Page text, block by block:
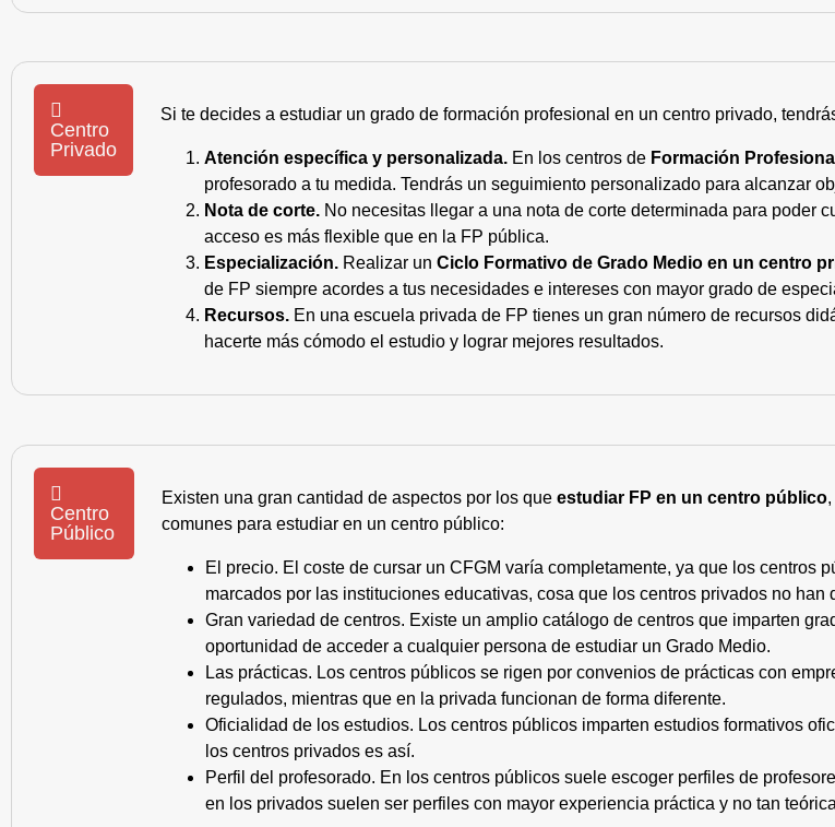
Centro
Privado
Si te decides a estudiar un grado de formación profesional en un centro privado,
Atención específica y personalizada. En los centros de Formación
profesorado a tu medida. Tendrás un seguimiento personalizado para alcanzar
Nota de corte. No necesitas llegar a una nota de corte determinada para poder
acceso es más flexible que en la FP pública.
Especialización. Realizar un Ciclo Formativo de Grado Medio en un centro
de FP siempre acordes a tus necesidades e intereses con mayor grado de
Recursos. En una escuela privada de FP tienes un gran número de recursos
hacerte más cómodo el estudio y lograr mejores resultados.
Centro
Público
Existen una gran cantidad de aspectos por los queestudiar FP en un centro público
comunes para estudiar en un centro público:
El precio. El coste de cursar un CFGM varía completamente, ya que los centros
marcados por las instituciones educativas, cosa que los centros privados no han
Gran variedad de centros. Existe un amplio catálogo de centros que imparten
oportunidad de acceder a cualquier persona de estudiar un Grado Medio.
Las prácticas. Los centros públicos se rigen por convenios de prácticas con
regulados, mientras que en la privada funcionan de forma diferente.
Oficialidad de los estudios. Los centros públicos imparten estudios formativos
los centros privados es así.
Perfil del profesorado. En los centros públicos suele escoger perfiles de
en los privados suelen ser perfiles con mayor experiencia práctica y no tan